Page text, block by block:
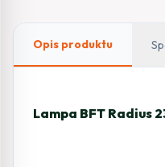
anteną
Opis produktu
Lampa BFT Radius